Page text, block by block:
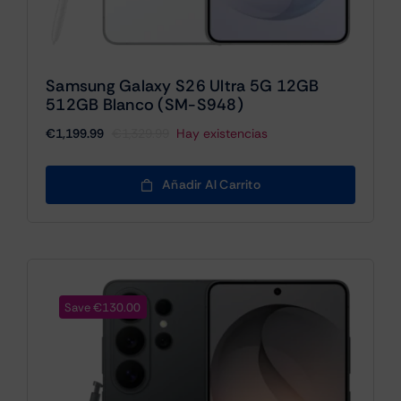
Samsung Galaxy S26 Ultra 5G 12GB
512GB Blanco (SM-S948)
precio
original
era:
€1,199.99
precio
actual
es:
Hay existencias
Añadir Al Carrito
Save €130.00